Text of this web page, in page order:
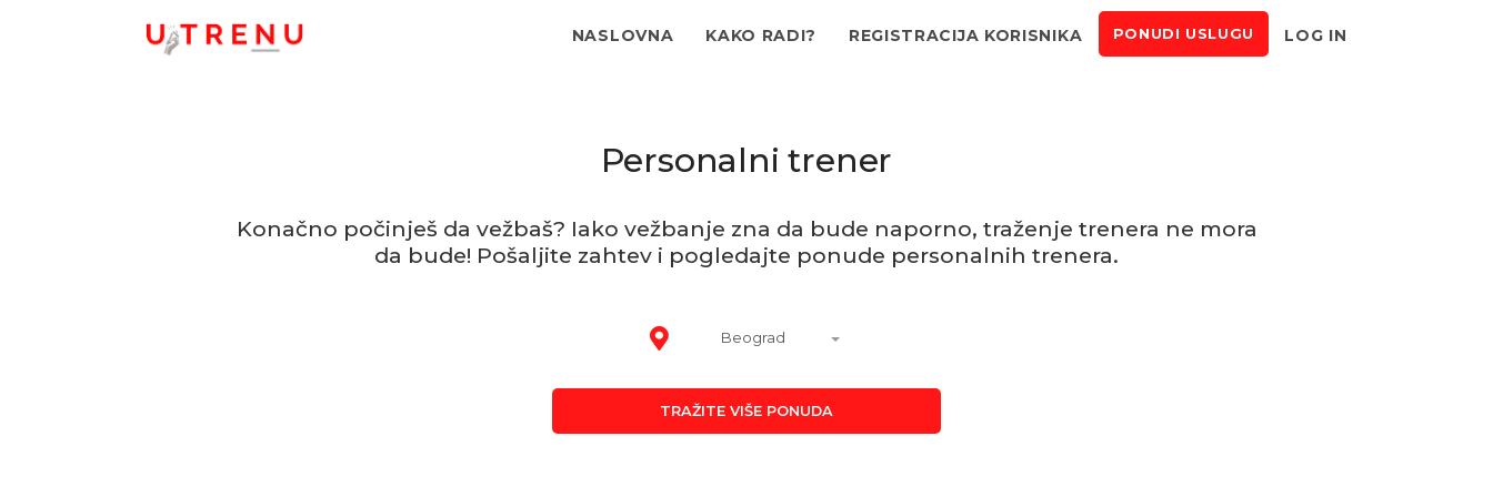
NASLOVNA KAKO RADI? REGISTRACIJA KORISNIKA PONUDI USLUGU LOG IN
Personalni trener
Konačno počinješ da vežbaš? Iako vežbanje zna da bude naporno, traženje trenera ne mora
da bude! Pošaljite zahtev i pogledajte ponude personalnih trenera.
Beograd
TRAŽITE VIŠE PONUDA